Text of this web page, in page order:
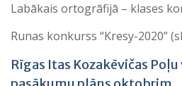
Labākais ortogrāfijā – klases
Runas konkurss “Kresy-2020”
Rīgas Itas Kozakēvičas